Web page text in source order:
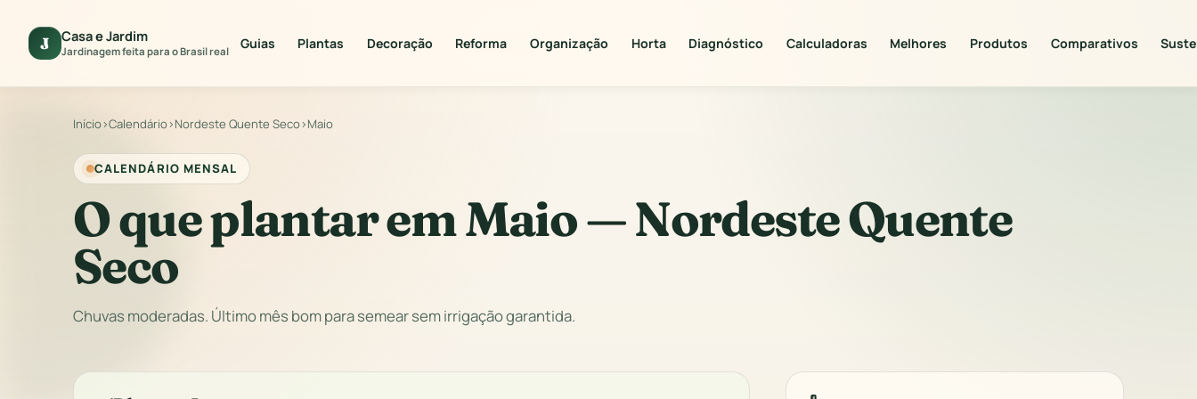
J Casa e Jardim
Jardinagem feita para o Brasil real Guias Plantas Decoração Reforma Organização Horta Diagnóstico Calculadoras Melhores Produtos Comparativos
Início›Calendário›Nordeste Quente Seco›Maio
CALENDÁRIO MENSAL
O que plantar em Maio — Nordeste Quente
Seco
Chuvas moderadas. Último mês bom para semear sem irrigação garantida.